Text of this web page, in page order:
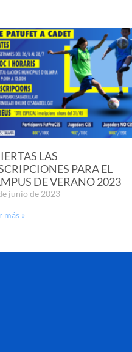
LAS
PARA EL
DE VERANO 2023
junio de 2023
más »